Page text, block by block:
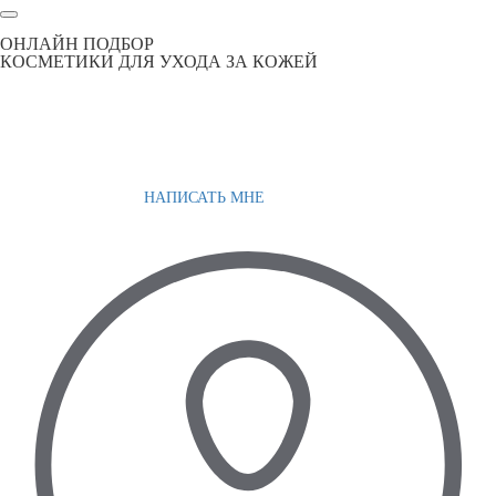
ОНЛАЙН ПОДБОР
КОСМЕТИКИ ДЛЯ УХОДА ЗА КОЖЕЙ
НАПИСАТЬ МНЕ